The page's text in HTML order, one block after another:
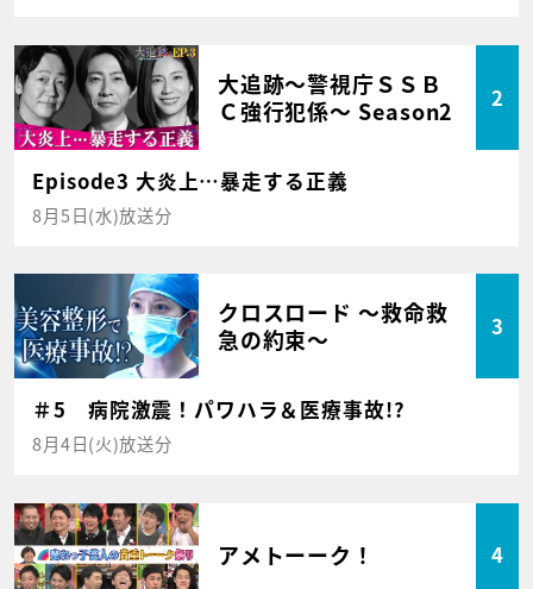
大追跡～警視庁ＳＳＢ
Ｃ強行犯係～ Season2
2
Episode3 大炎上…暴走する正義
8月5日(水)放送分
クロスロード ～救命救
急の約束～
3
＃5 病院激震！パワハラ＆医療事故!?
8月4日(火)放送分
アメトーーク！ 4